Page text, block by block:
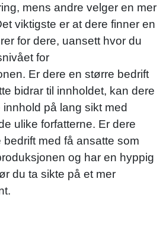
mens andre velger en mer
viktigste er at dere finner en
for dere, uansett hvor du
for
Er dere en større bedrift
bidrar til innholdet, kan dere
på lang sikt med
ulike forfatterne. Er dere
med få ansatte som
og har en hyppig
du ta sikte på et mer